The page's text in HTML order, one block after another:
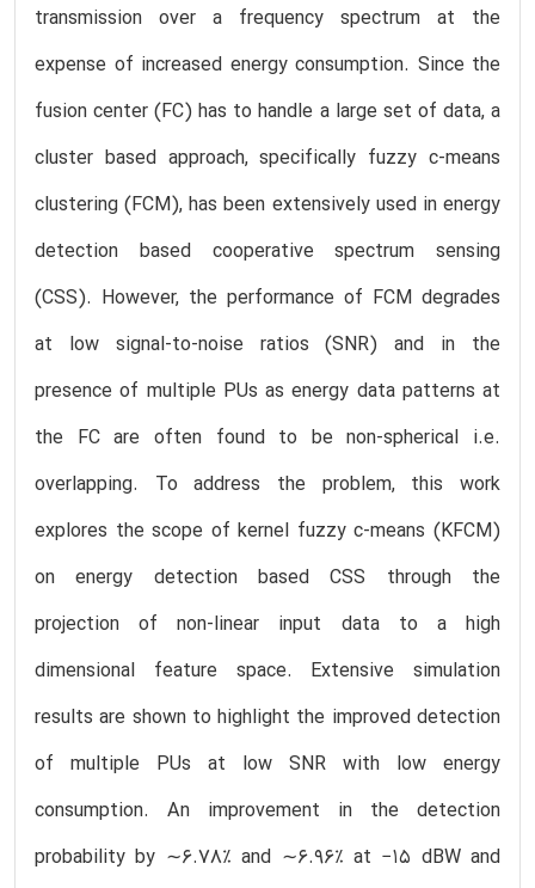
transmission over a frequency spectrum at the
expense of increased energy consumption. Since the
fusion center (FC) has to handle a large set of data, a
cluster based approach, specifically fuzzy c-means
clustering (FCM), has been extensively used in energy
detection based cooperative spectrum sensing
(CSS). However, the performance of FCM degrades
at low signal-to-noise ratios (SNR) and in the
presence of multiple PUs as energy data patterns at
the FC are often found to be non-spherical i.e.
overlapping. To address the problem, this work
explores the scope of kernel fuzzy c-means (KFCM)
on energy detection based CSS through the
projection of non-linear input data to a high
dimensional feature space. Extensive simulation
results are shown to highlight the improved detection
of multiple PUs at low SNR with low energy
consumption. An improvement in the detection
probability by ∼6.78% and ∼6.96% at −15 dBW and